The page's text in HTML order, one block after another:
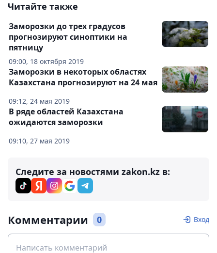
Читайте также
09:00, 18 октября 2019
Заморозки до трех градусов
прогнозируют синоптики на
пятницу
09:12, 24 мая 2019
Заморозки в некоторых областях
Казахстана прогнозируют на 24 мая
09:10, 27 мая 2019
В ряде областей Казахстана
ожидаются заморозки
Следите за новостями zakon.kz в:
Комментарии 0 Вход